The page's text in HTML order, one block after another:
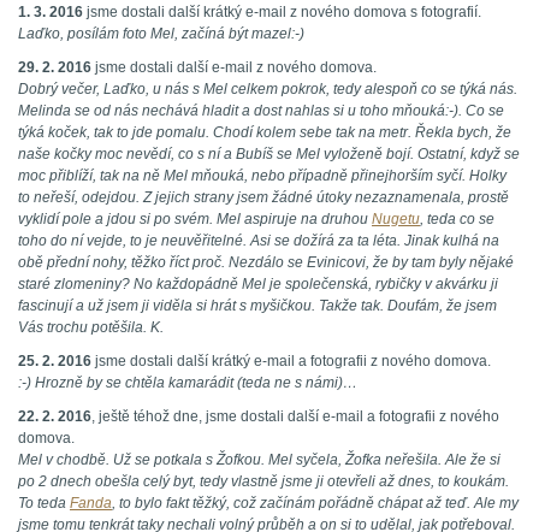
1. 3. 2016 jsme dostali další krátký e-mail z nového domova s fotografií.
Laďko, posílám foto Mel, začíná být mazel:-)
29. 2. 2016 jsme dostali další e-mail z nového domova.
Dobrý večer, Laďko, u nás s Mel celkem pokrok, tedy alespoň co se týká nás.
Melinda se od nás nechává hladit a dost nahlas si u toho mňouká:-). Co se
týká koček, tak to jde pomalu. Chodí kolem sebe tak na metr. Řekla bych, že
naše kočky moc nevědí, co s ní a Bubíš se Mel vyloženě bojí. Ostatní, když se
moc přiblíží, tak na ně Mel mňouká, nebo případně přinejhorším syčí. Holky
to neřeší, odejdou. Z jejich strany jsem žádné útoky nezaznamenala, prostě
vyklidí pole a jdou si po svém. Mel aspiruje na druhou Nugetu, teda co se
toho do ní vejde, to je neuvěřitelné. Asi se dožírá za ta léta. Jinak kulhá na
obě přední nohy, těžko říct proč. Nezdálo se Evinicovi, že by tam byly nějaké
staré zlomeniny? No každopádně Mel je společenská, rybičky v akvárku ji
fascinují a už jsem ji viděla si hrát s myšičkou. Takže tak. Doufám, že jsem
Vás trochu potěšila. K.
25. 2. 2016 jsme dostali další krátký e-mail a fotografii z nového domova.
:-) Hrozně by se chtěla kamarádit (teda ne s námi)…
22. 2. 2016, ještě téhož dne, jsme dostali další e-mail a fotografii z nového
domova.
Mel v chodbě. Už se potkala s Žofkou. Mel syčela, Žofka neřešila. Ale že si
po 2 dnech obešla celý byt, tedy vlastně jsme ji otevřeli až dnes, to koukám.
To teda Fanda, to bylo fakt těžký, což začínám pořádně chápat až teď. Ale my
jsme tomu tenkrát taky nechali volný průběh a on si to udělal, jak potřeboval.